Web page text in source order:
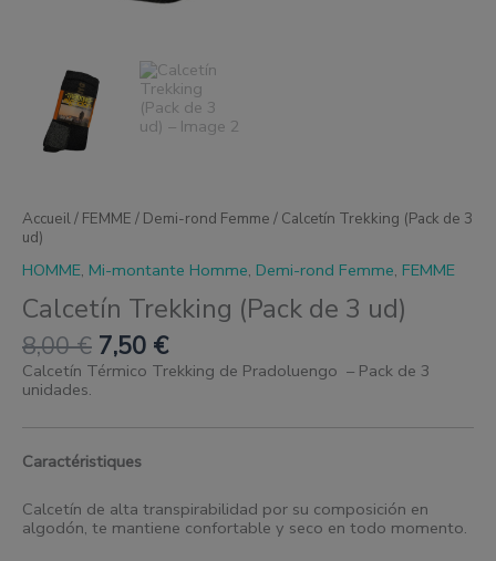
Accueil/ FEMME / Demi-rond Femme / Calcetín Trekking (Pack de 3
ud)
HOMME, Mi-montante Homme, Demi-rond Femme, FEMME
Calcetín Trekking (Pack de 3 ud)
8,00€ 7,50 €
Calcetín Térmico Trekking de Pradoluengo – Pack de 3
unidades.
Caractéristiques
Calcetín de alta transpirabilidad por su composición en
algodón, te mantiene confortable y seco en todo momento.